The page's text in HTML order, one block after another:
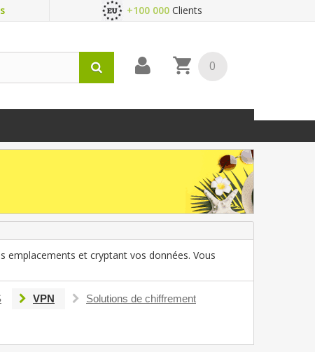
+100 000Clients
0
emplacements et cryptant vos données. Vous
VPN Solutions de chiffrement